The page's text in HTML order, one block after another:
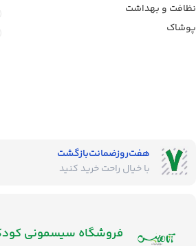
نظافت و بهداشت
پوشاک
هفت‌روز‌ضمانت‌بازگشت
با خیال راحت خرید کنید
فروشگاه‌ سیسمونی